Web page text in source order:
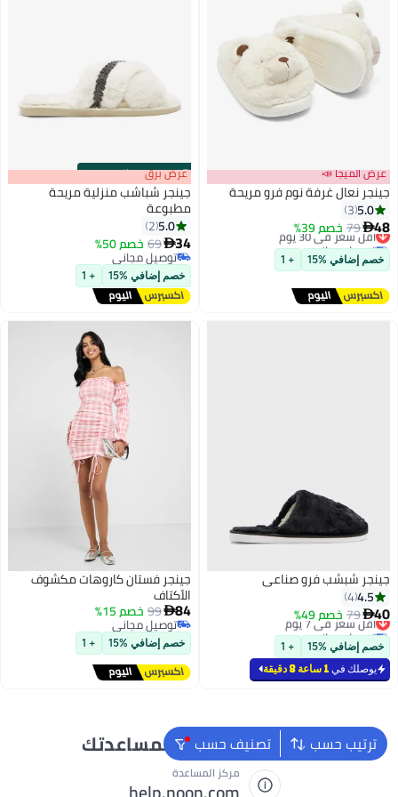
عرض الميجا 📣
جينجر نعال غرفة نوم فرو مريحة
5.0
3
48
79 خصم 39%
أقل سعر في 30 يوم
توصيل مجاني
أقل سعر في 30 يوم
خصم إضافي %15 + 1
00m:00s
·باقي 100% عرض برق
جينجر شباشب منزلية مريحة
مطبوعة
5.0
2
34
69 خصم 50%
توصيل مجاني
توصيل مجاني
خصم إضافي %15 + 1
جينجر شبشب فرو صناعي
4.5
4
40
79 خصم 49%
أقل سعر في 7 يوم
توصيل مجاني
أقل سعر في 7 يوم
خصم إضافي %15 + 1
يوصلك في 1 ساعة 8 دقيقة
جينجر فستان كاروهات مكشوف
الأكتاف
84
99 خصم 15%
توصيل مجاني
توصيل مجاني
خصم إضافي %15 + 1
ترتيب حسب تصنيف حسب
نحن دائماً جاهزون لمساعدتك
مركز المساعدة